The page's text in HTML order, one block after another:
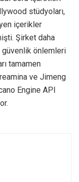
stüdyoları,
içerikler
Şirket daha
önlemleri
tamamen
ve Jimeng
Engine API